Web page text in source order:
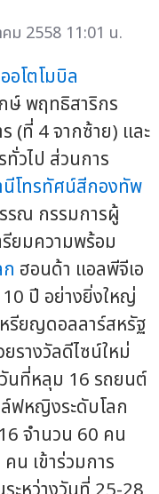
ม 2558 11:01 น.
อโตโมบิล
ษ์ พฤทธิสาริกร
(ที่ 4 จากซ้าย) และ
วไป ส่วนการ
นีโทรทัศน์สีกองทัพ
รณ กรรมการผู้
ยมความพร้อม
ฮอนด้า แอลพีจีเอ
ปี อย่างยิ่งใหญ่
หรียญดอลลาร์สหรัฐ
รางวัลดีไซน์ใหม่
นที่หลุม 16 รถยนต์
ฟหญิงระดับโลก
จำนวน 60 คน
น เข้าร่วมการ